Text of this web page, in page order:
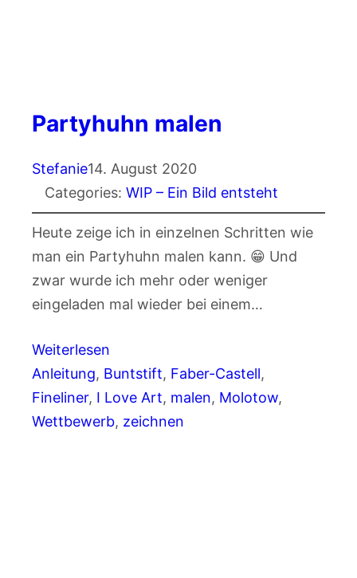
Partyhuhn malen
Stefanie14. August 2020
Categories: WIP – Ein Bild entsteht
Heute zeige ich in einzelnen Schritten wie
man ein Partyhuhn malen kann. 😁 Und
zwar wurde ich mehr oder weniger
eingeladen mal wieder bei einem…
Weiterlesen
Anleitung, Buntstift, Faber-Castell
Fineliner, I Love Art, malen, Molotow
Wettbewerb, zeichnen